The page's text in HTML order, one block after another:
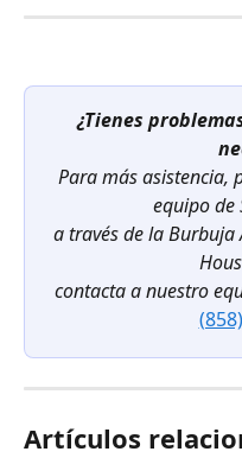
¿Tienes
Para más asistencia,
equipo de
a través de la Burbuja
contacta a nuestro
Artículos